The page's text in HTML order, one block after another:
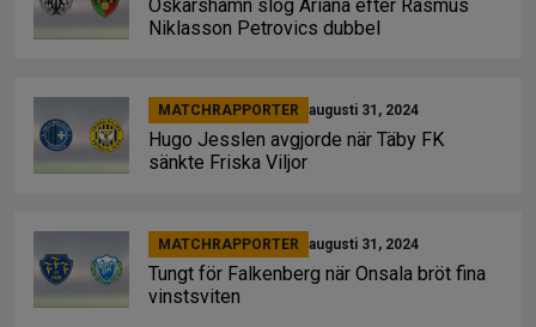
Oskarshamn slog Ariana efter Rasmus
Niklasson Petrovics dubbel
MATCHRAPPORTER augusti 31, 2024
Hugo Jesslen avgjorde när Täby FK
sänkte Friska Viljor
MATCHRAPPORTER augusti 31, 2024
Tungt för Falkenberg när Onsala bröt fina
vinstsviten